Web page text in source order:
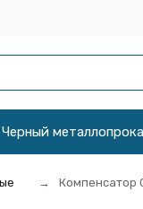
Черный
Компенсатор